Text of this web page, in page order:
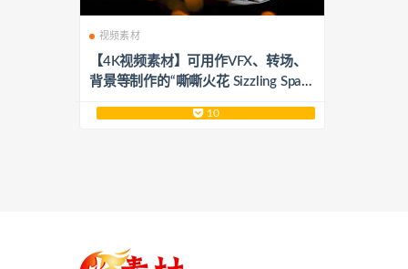
视频素材
【4K视频素材】可用作VFX、转场、
背景等制作的“嘶嘶火花 Sizzling Spark
10